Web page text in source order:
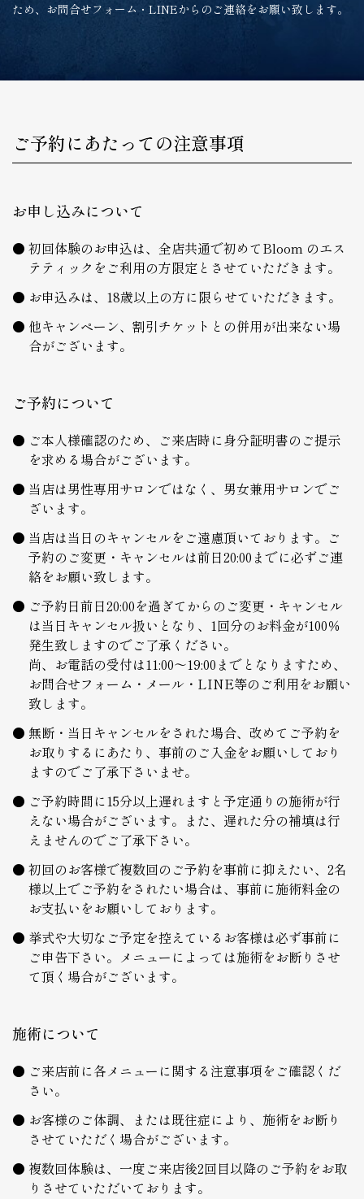
ため、お問合せフォーム・LINEからのご連絡をお願い致します。
ご予約にあたっての注意事項
お申し込みについて
初回体験のお申込は、全店共通で初めてBloom のエス
テティックをご利用の方限定とさせていただきます。
お申込みは、18歳以上の方に限らせていただきます。
他キャンペーン、割引チケットとの併用が出来ない場
合がございます。
ご予約について
ご本人様確認のため、ご来店時に身分証明書のご提示
を求める場合がございます。
当店は男性専用サロンではなく、男女兼用サロンでご
ざいます。
当店は当日のキャンセルをご遠慮頂いております。ご
予約のご変更・キャンセルは前日20:00までに必ずご連
絡をお願い致します。
ご予約日前日20:00を過ぎてからのご変更・キャンセル
は当日キャンセル扱いとなり、1回分のお料金が100％
発生致しますのでご了承ください。
尚、お電話の受付は11:00～19:00までとなりますため、
お問合せフォーム・メール・LINE等のご利用をお願い
致します。
無断・当日キャンセルをされた場合、改めてご予約を
お取りするにあたり、事前のご入金をお願いしており
ますのでご了承下さいませ。
ご予約時間に15分以上遅れますと予定通りの施術が行
えない場合がございます。また、遅れた分の補填は行
えませんのでご了承下さい。
初回のお客様で複数回のご予約を事前に抑えたい、2名
様以上でご予約をされたい場合は、事前に施術料金の
お支払いをお願いしております。
挙式や大切なご予定を控えているお客様は必ず事前に
ご申告下さい。メニューによっては施術をお断りさせ
て頂く場合がございます。
施術について
ご来店前に各メニューに関する注意事項をご確認くだ
さい。
お客様のご体調、または既往症により、施術をお断り
させていただく場合がございます。
複数回体験は、一度ご来店後2回目以降のご予約をお取
りさせていただいております。